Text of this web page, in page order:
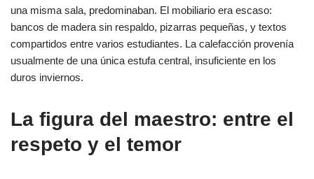
una misma sala, predominaban. El mobiliario era escaso:
bancos de madera sin respaldo, pizarras pequeñas, y textos
compartidos entre varios estudiantes. La calefacción provenía
usualmente de una única estufa central, insuficiente en los
duros inviernos.
La figura del maestro: entre el
respeto y el temor